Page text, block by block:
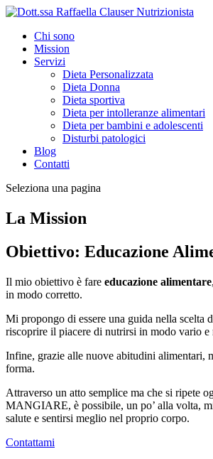
Chi sono
Mission
Servizi
Dieta Personalizzata
Dieta Donna
Dieta sportiva
Dieta per intolleranze alimentari
Dieta per bambini e adolescenti
Disturbi patologici
Blog
Contatti
Seleziona una pagina
La Mission
Obiettivo: Educazione
Il mio obiettivo è fare educazione alimentare
in modo corretto.
Mi propongo di essere una guida nella scelta
riscoprire il piacere di nutrirsi in modo vario e
Infine, grazie alle nuove abitudini alimentari,
forma.
Attraverso un atto semplice ma che si ripete
MANGIARE, è possibile, un po’ alla volta,
salute e sentirsi meglio nel proprio corpo.
Contattami